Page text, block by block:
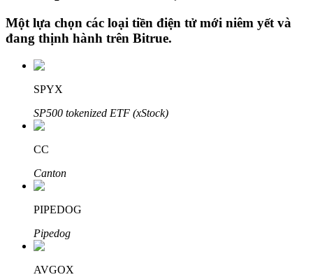
Đầu tư cố định và quản lý tài chính
Tận hưởng việc quản lý tài chính hiện tại và thu nhập lâu dài
Staking 101
Tìm hiểu về kiếm thu nhập thụ động
Một lựa chọn các loại tiền điện tử mới niêm yết và
đang thịnh hành trên Bitrue.
SPYX
SP500 tokenized ETF (xStock)
CC
Canton
PIPEDOG
Pipedog
AVGOX